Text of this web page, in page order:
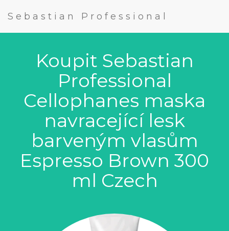
Sebastian Professional
Koupit Sebastian
Professional
Cellophanes maska
navracející lesk
barveným vlasům
Espresso Brown 300
ml Czech